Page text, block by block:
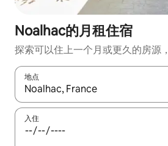
Noalhac的月租住宿
探索可以住上一个月或更久的房源
地点
如有搜索结果，请使用上下方向键查
入住